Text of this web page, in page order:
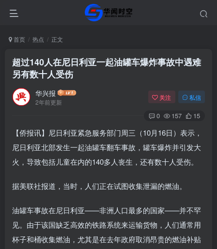
首页 热点 正文
超过140人在尼日利亚一起油罐车爆炸事故中遇难
另有数十人受伤
华兴报
2年前更新
关注 私信
0 157 15
【侨报讯】尼日利亚紧急服务部门周三（10月16日）表示，
尼日利亚北部发生一起油罐车翻车事故，罐车爆炸并引发大
火，导致包括儿童在内的140多人丧生，还有数十人受伤。
据美联社报道，当时，人们正在试图收集泄漏的燃油。
油罐车事故在尼日利亚——非洲人口最多的国家——并不罕
见。由于该国缺乏高效的铁路系统来运输货物，人们通常用
杯子和桶收集燃油，尤其是在去年政府取消昂贵的燃油补贴